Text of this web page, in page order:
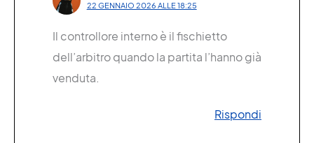
22 GENNAIO 2026 ALLE 18:25
Il controllore interno è il fischietto
dell’arbitro quando la partita l’hanno già
venduta.
Rispondi